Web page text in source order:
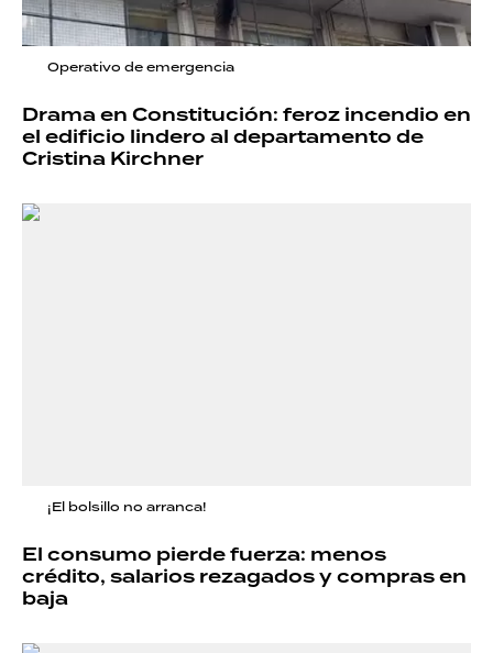
Operativo de emergencia
Drama en Constitución: feroz incendio en
el edificio lindero al departamento de
Cristina Kirchner
¡El bolsillo no arranca!
El consumo pierde fuerza: menos
crédito, salarios rezagados y compras en
baja